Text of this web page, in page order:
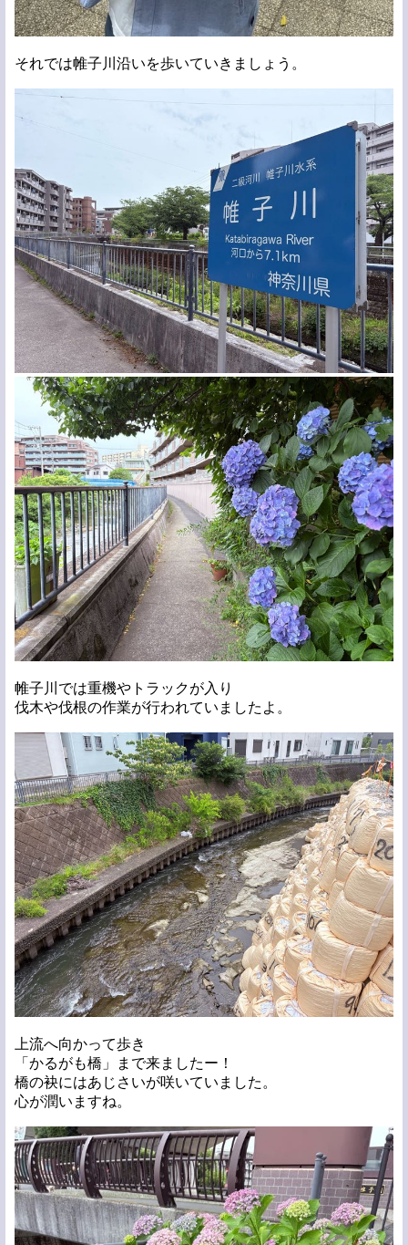
それでは帷子川沿いを歩いていきましょう。
帷子川では重機やトラックが入り
伐木や伐根の作業が行われていましたよ。
上流へ向かって歩き
「かるがも橋」まで来ましたー！
橋の袂にはあじさいが咲いていました。
心が潤いますね。